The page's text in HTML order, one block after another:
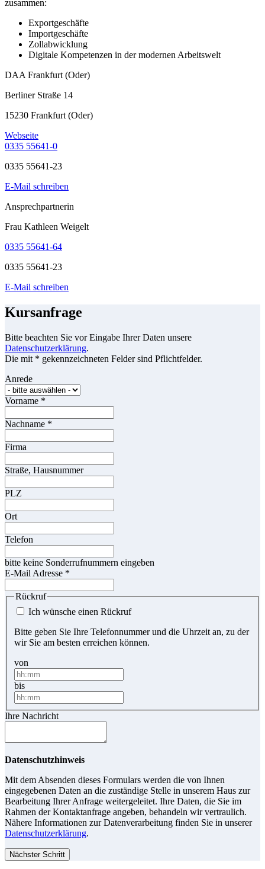
zusammen:
Exportgeschäfte
Importgeschäfte
Zollabwicklung
Digitale Kompetenzen in der modernen Arbeitswelt
DAA Frankfurt (Oder)
Berliner Straße 14
15230 Frankfurt (Oder)
Webseite
0335 55641-0
0335 55641-23
E-Mail schreiben
Ansprechpartnerin
Frau Kathleen Weigelt
0335 55641-64
0335 55641-23
E-Mail schreiben
Kursanfrage
Bitte beachten Sie vor Eingabe Ihrer Daten unsere
Datenschutzerklärung.
Die mit * gekennzeichneten Felder sind Pflichtfelder.
Anrede
Vorname *
Nachname *
Firma
Straße, Hausnummer
PLZ
Ort
Telefon
bitte keine Sonderrufnummern eingeben
E-Mail Adresse *
Rückruf
Ich wünsche einen Rückruf
Bitte geben Sie Ihre Telefonnummer und die Uhrzeit an, zu der
wir Sie am besten erreichen können.
von
bis
Ihre Nachricht
Datenschutzhinweis
Mit dem Absenden dieses Formulars werden die von Ihnen
eingegebenen Daten an die zuständige Stelle in unserem Haus zur
Bearbeitung Ihrer Anfrage weitergeleitet. Ihre Daten, die Sie im
Rahmen der Kontaktanfrage angeben, behandeln wir vertraulich.
Nähere Informationen zur Datenverarbeitung finden Sie in unserer
Datenschutzerklärung.
Nächster Schritt